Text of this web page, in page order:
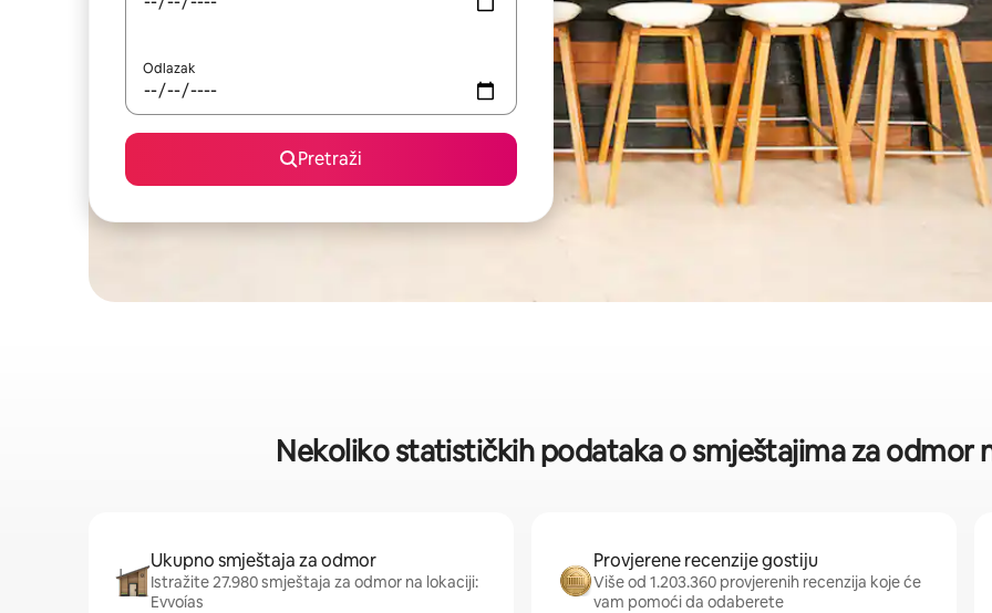
Odlazak
Pretraži
Nekoliko statističkih podataka o smještajima za odmor
Ukupno smještaja za odmor
Istražite 27.980 smještaja za odmor na lokaciji:
Evvoías
Provjerene recenzije gostiju
Više od 1.203.360 provjerenih recenzija koje će
vam pomoći da odaberete